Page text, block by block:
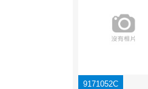
9171052C